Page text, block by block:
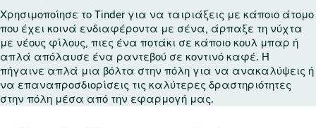
n
d
e
r
Χρησιμοποίησε το Tinder για να ταιριάξεις με κάποιο άτομο
που έχει κοινά ενδιαφέροντα με σένα, άρπαξε τη νύχτα
με νέους φίλους, πιες ένα ποτάκι σε κάποιο κουλ μπαρ ή
απλά απόλαυσε ένα ραντεβού σε κοντινό καφέ. Ή
πήγαινε απλά μια βόλτα στην πόλη για να ανακαλύψεις ή
να επαναπροσδιορίσεις τις καλύτερες δραστηριότητες
στην πόλη μέσα από την εφαρμογή μας.